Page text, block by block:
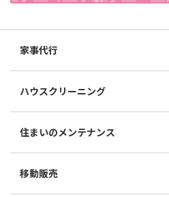
家事代行
ハウスクリーニング
住まいのメンテナンス
移動販売